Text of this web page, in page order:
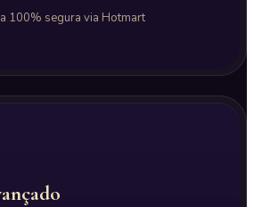
100% segura via Hotmart